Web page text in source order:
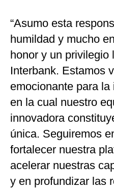
“Asumo esta
humildad y mucho
honor y un privilegio
Interbank. Estamos
emocionante para
en la cual nuestro
innovadora
única. Seguiremos
fortalecer nuestra
acelerar nuestras
y en profundizar las